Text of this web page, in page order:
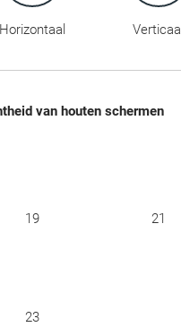
Horizontaal Verticaal
van houten schermen
19 21
23